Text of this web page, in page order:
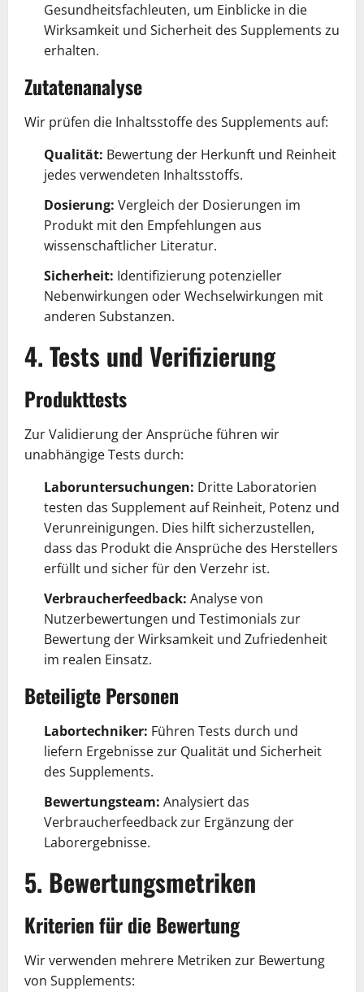
Gesundheitsfachleuten, um Einblicke in die
Wirksamkeit und Sicherheit des Supplements zu
erhalten.
Zutatenanalyse
Wir prüfen die Inhaltsstoffe des Supplements auf:
Qualität: Bewertung der Herkunft und Reinheit
jedes verwendeten Inhaltsstoffs.
Dosierung: Vergleich der Dosierungen im
Produkt mit den Empfehlungen aus
wissenschaftlicher Literatur.
Sicherheit: Identifizierung potenzieller
Nebenwirkungen oder Wechselwirkungen mit
anderen Substanzen.
4. Tests und Verifizierung
Produkttests
Zur Validierung der Ansprüche führen wir
unabhängige Tests durch:
Laboruntersuchungen: Dritte Laboratorien
testen das Supplement auf Reinheit, Potenz und
Verunreinigungen. Dies hilft sicherzustellen,
dass das Produkt die Ansprüche des Herstellers
erfüllt und sicher für den Verzehr ist.
Verbraucherfeedback: Analyse von
Nutzerbewertungen und Testimonials zur
Bewertung der Wirksamkeit und Zufriedenheit
im realen Einsatz.
Beteiligte Personen
Labortechniker: Führen Tests durch und
liefern Ergebnisse zur Qualität und Sicherheit
des Supplements.
Bewertungsteam: Analysiert das
Verbraucherfeedback zur Ergänzung der
Laborergebnisse.
5. Bewertungsmetriken
Kriterien für die Bewertung
Wir verwenden mehrere Metriken zur Bewertung
von Supplements: